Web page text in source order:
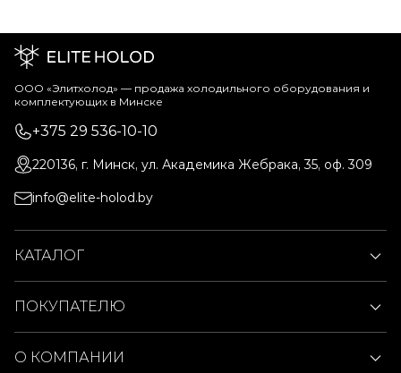
ООО «Элитхолод» ― продажа холодильного оборудования и
комплектующих в Минске
+375 29 536-10-10
220136, г. Минск, ул. Академика Жебрака, 35, оф. 309
info@elite-holod.by
КАТАЛОГ
ПОКУПАТЕЛЮ
О КОМПАНИИ